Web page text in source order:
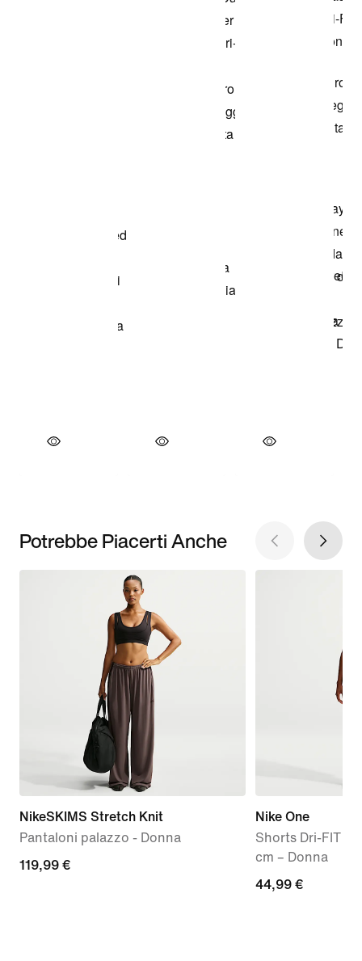
Potrebbe Piacerti Anche
NikeSKIMS Stretch Knit
Pantaloni palazzo - Donna
119,99
119,99 €
Nike One
Shorts Dri-FIT 2
cm – Donna
44,99
44,99 €